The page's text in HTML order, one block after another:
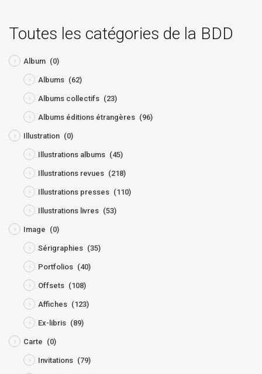
Toutes les catégories de la BDD
Album (0)
Albums (62)
Albums collectifs (23)
Albums éditions étrangères (96)
Illustration (0)
Illustrations albums (45)
Illustrations revues (218)
Illustrations presses (110)
Illustrations livres (53)
Image (0)
Sérigraphies (35)
Portfolios (40)
Offsets (108)
Affiches (123)
Ex-libris (89)
Carte (0)
Invitations (79)